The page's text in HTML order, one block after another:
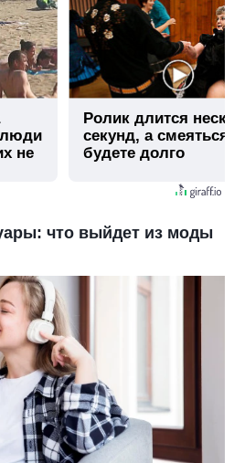
не
Ролик длится
секунд, а
будете долго
что выйдет из моды